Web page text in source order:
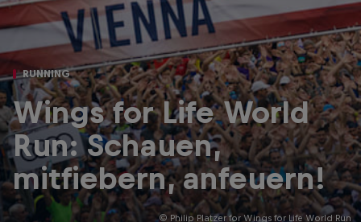
© Philip Platzer for Wings for Life World Run
RUNNING
Wings for Life World
Run: Schauen,
mitfiebern, anfeuern!